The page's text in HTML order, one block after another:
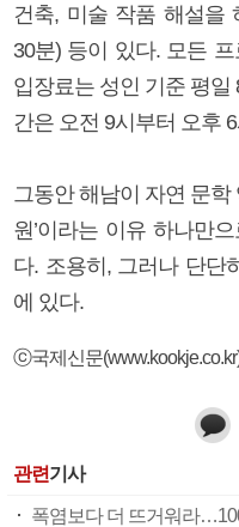
건축, 미술 작품 해설을
30분) 등이 있다. 모든
입장료는 성인 기준 평일
간은 오전 9시부터 오후
그동안 해남이 자연 문학
원’이라는 이유 하나만
다. 조용히, 그러나 단단
에 있다.
ⓒ국제신문
관련기사